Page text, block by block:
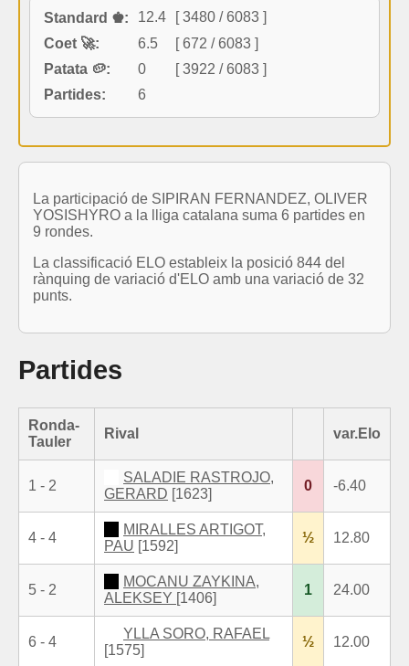
Standard ♚: 12.4
[ 3480 / 6083 ]
Coet 🚀:
6.5
[ 672 / 6083 ]
Patata 🥔:
0
[ 3922 / 6083 ]
Partides:
6
La participació de SIPIRAN FERNANDEZ, OLIVER
YOSISHYRO a la lliga catalana suma 6 partides en
9 rondes.
La classificació ELO estableix la posició 844 del
rànquing de variació d'ELO amb una variació de 32
punts.
Partides
Ronda-
Tauler
Rival var.Elo
1 - 2
SALADIE RASTROJO,
GERARD [1623]
0 -6.40
4 - 4
MIRALLES ARTIGOT,
PAU [1592]
½ 12.80
5 - 2
MOCANU ZAYKINA,
ALEKSEY [1406]
1 24.00
6 - 4
YLLA SORO, RAFAEL
[1575]
½ 12.00